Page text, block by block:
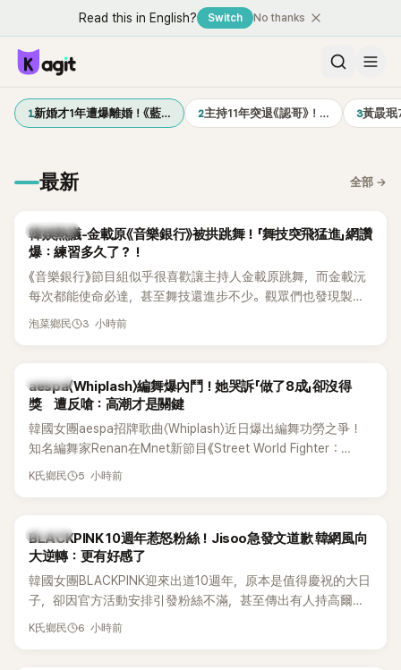
Read this in English? Switch No thanks
1新婚才1年遭爆離婚！《藍… 2主持11年突退《認哥》！… 3黃晸
最新 全部 →
熱議討論
韓娛熱議-金載原《音樂銀行》被拱跳舞！「舞技突飛猛進」網讚
爆：練習多久了？！
《音樂銀行》節目組似乎很喜歡讓主持人金載原跳舞，而金載沅
每次都能使命必達，甚至舞技還進步不少。觀眾們也發現製作
單位對此樂此不疲。
泡菜鄉民 3 小時前
K-POP
aespa〈Whiplash〉編舞爆內鬥！她哭訴「做了8成」卻沒得
獎 遭反嗆：高潮才是關鍵
韓國女團aespa招牌歌曲〈Whiplash〉近日爆出編舞功勞之爭！
知名編舞家Renan在Mnet新節目《Street World Fighter：
Directors' War》預告中，公開談及自己在〈Whiplash〉編舞上的
K氏鄉民 5 小時前
K-POP
BLACKPINK 10週年惹怒粉絲！Jisoo急發文道歉 韓網風向
大逆轉：更有好感了
韓國女團BLACKPINK迎來出道10週年，原本是值得慶祝的大日
子，卻因官方活動安排引發粉絲不滿，甚至傳出有人持高爾夫
球桿到YG娛樂大樓鬧事。Jisoo今（8日）也親自發文向BLINK
K氏鄉民 6 小時前